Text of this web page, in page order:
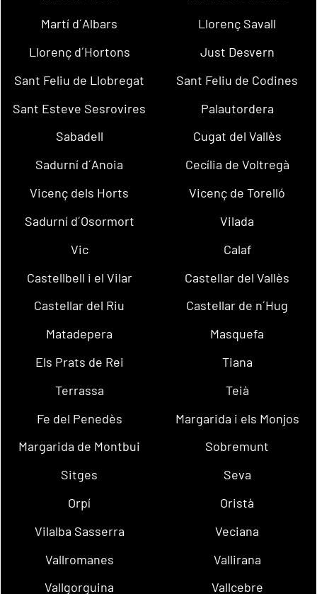
Martí d´Albars
Llorenç Savall
Llorenç d´Hortons
Just Desvern
Sant Feliu de Llobregat
Sant Feliu de Codines
Sant Esteve Sesrovires
Palautordera
Sabadell
Cugat del Vallès
Sadurní d´Anoia
Cecília de Voltregà
Vicenç dels Horts
Vicenç de Torelló
Sadurní d´Osormort
Vilada
Vic
Calaf
Castellbell i el Vilar
Castellar del Vallès
Castellar del Riu
Castellar de n´Hug
Matadepera
Masquefa
Els Prats de Rei
Tiana
Terrassa
Teià
Fe del Penedès
Margarida i els Monjos
Margarida de Montbui
Sobremunt
Sitges
Seva
Orpí
Oristà
Vilalba Sasserra
Veciana
Vallromanes
Vallirana
Vallgorguina
Vallcebre